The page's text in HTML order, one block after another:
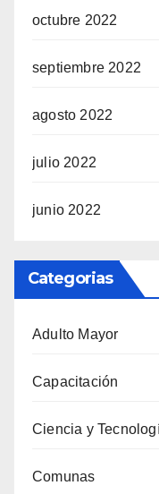
octubre 2022
septiembre 2022
agosto 2022
julio 2022
junio 2022
Categorias
Adulto Mayor
Capacitación
Ciencia y
Comunas